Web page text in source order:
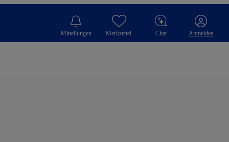
Mitteilungen Merkzettel Chat Anmelden